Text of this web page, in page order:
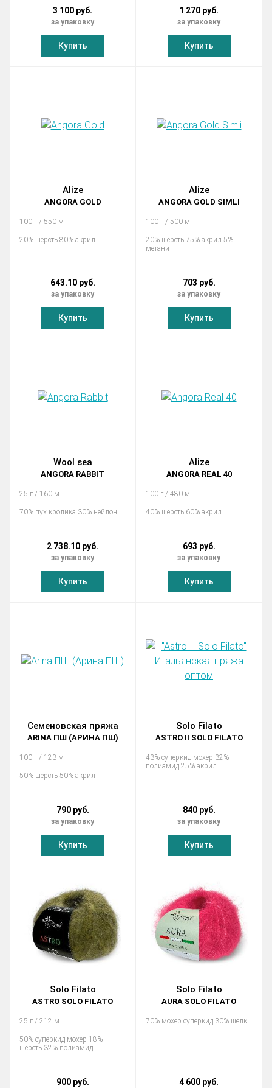
3 100 руб.
за упаковку
Купить
1 270 руб.
за упаковку
Купить
Alize
ANGORA GOLD
100 г / 550 м
20% шерсть 80% акрил
643.10 руб.
за упаковку
Купить
Alize
ANGORA GOLD SIMLI
100 г / 500 м
20% шерсть 75% акрил 5%
метанит
703 руб.
за упаковку
Купить
Wool sea
ANGORA RABBIT
25 г / 160 м
70% пух кролика 30% нейлон
2 738.10 руб.
за упаковку
Купить
Alize
ANGORA REAL 40
100 г / 480 м
40% шерсть 60% акрил
693 руб.
за упаковку
Купить
Семеновская пряжа
ARINA ПШ (АРИНА ПШ)
100 г / 123 м
50% шерсть 50% акрил
790 руб.
за упаковку
Купить
Solo Filato
ASTRO II SOLO FILATO
43% суперкид мохер 32%
полиамид 25% акрил
840 руб.
за упаковку
Купить
Solo Filato
ASTRO SOLO FILATO
25 г / 212 м
50% суперкид мохер 18%
шерсть 32% полиамид
900 руб.
Solo Filato
AURA SOLO FILATO
70% мохер суперкид 30% шелк
4 600 руб.